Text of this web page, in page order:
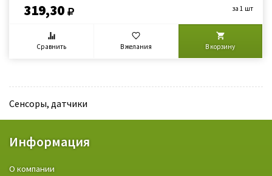
319,30 за 1 шт
Сравнить В желания В корзину
Сенсоры, датчики
Информация
О компании